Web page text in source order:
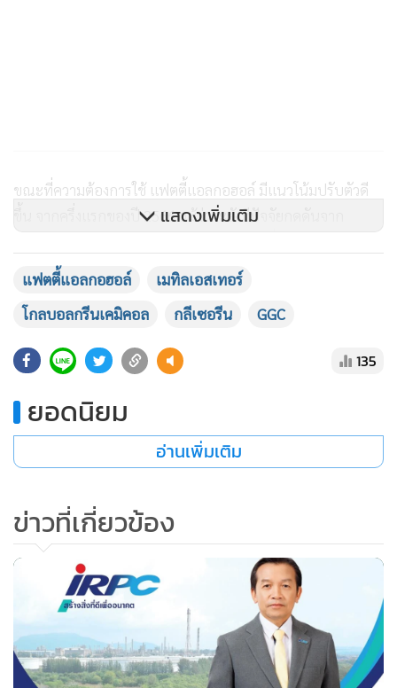
ขณะที่ความต้องการใช้ แฟตตี้แอลกอฮอล์ มีแนวโน้มปรับตัวดี
ขึ้น จากครึ่งแรกของปี 2566 แม้ว่าจะยังมีปัจจัยกดดันจาก
ผลิตภัณฑ์เพื่อสุขอนามัยส่วนบุคคล โดยเฉพาะผู้ผลิตครีมบำรุง
ในการผลิตสินค้าก่อนเทศกาลเฉลิมฉลองคริสต์มาสและเทศกาล
วันปีใหม่
การที่เริ่มเข้าสู่ฤดูกาล High Season ของกลุ่มผู้ผลิตเครื่องสำอาง
และผลิตภัณฑ์เพื่อสุขอนามัย เช่นเดียวกันกับเอทานอล ที่คาดว่า
มีแนวโน้มความต้องการใช้ที่ฟื้นตัว เนื่องจากไตรมาสที่ 4 ของปี
ด้วย
อุปสงค์ความต้องการใช้เมทิลเอสเทอร์ทรงตัวเมื่อเปรียบเทียบกับ
ช่วงครึ่งแรกของปี 2566 ส่วนอุปทานของตลาดเมทิลเอสเทอร์ยัง
คงทรงตัว เพราะไม่มีการผลิตเพิ่มเข้ามา โดย GGC ประเมินอัตรา
การใช้กำลังการผลิต (Utilization Rate) ของอุตสาหกรรมจะ
ทรงตัวอยู่ที่ประมาณ 50% จากระดับราคาเป็นไปตามกลไกของ
แสดงเพิ่มเติม
แฟตตี้แอลกอฮอล์
เมทิลเอสเทอร์
โกลบอลกรีนเคมิคอล
กลีเซอรีน GGC
135
ยอดนิยม
อ่านเพิ่มเติม
ข่าวที่เกี่ยวข้อง